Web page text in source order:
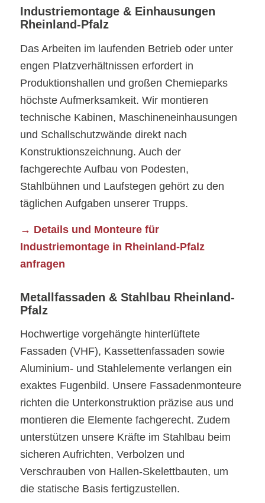
Industriemontage & Einhausungen
Rheinland-Pfalz
Das Arbeiten im laufenden Betrieb oder unter
engen Platzverhältnissen erfordert in
Produktionshallen und großen Chemieparks
höchste Aufmerksamkeit. Wir montieren
technische Kabinen, Maschineneinhausungen
und Schallschutzwände direkt nach
Konstruktionszeichnung. Auch der
fachgerechte Aufbau von Podesten,
Stahlbühnen und Laufstegen gehört zu den
täglichen Aufgaben unserer Trupps.
→ Details und Monteure für
Industriemontage in Rheinland-Pfalz
anfragen
Metallfassaden & Stahlbau Rheinland-
Pfalz
Hochwertige vorgehängte hinterlüftete
Fassaden (VHF), Kassettenfassaden sowie
Aluminium- und Stahlelemente verlangen ein
exaktes Fugenbild. Unsere Fassadenmonteure
richten die Unterkonstruktion präzise aus und
montieren die Elemente fachgerecht. Zudem
unterstützen unsere Kräfte im Stahlbau beim
sicheren Aufrichten, Verbolzen und
Verschrauben von Hallen-Skelettbauten, um
die statische Basis fertigzustellen.